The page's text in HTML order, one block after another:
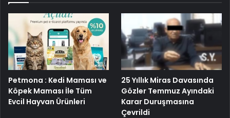
Petmona : Kedi Maması ve
Köpek Maması İle Tüm
Evcil Hayvan Ürünleri
25 Yıllık Miras Davasında
Gözler Temmuz Ayındaki
Karar Duruşmasına
Çevrildi